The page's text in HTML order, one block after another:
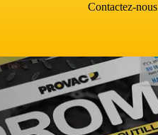
Contactez-